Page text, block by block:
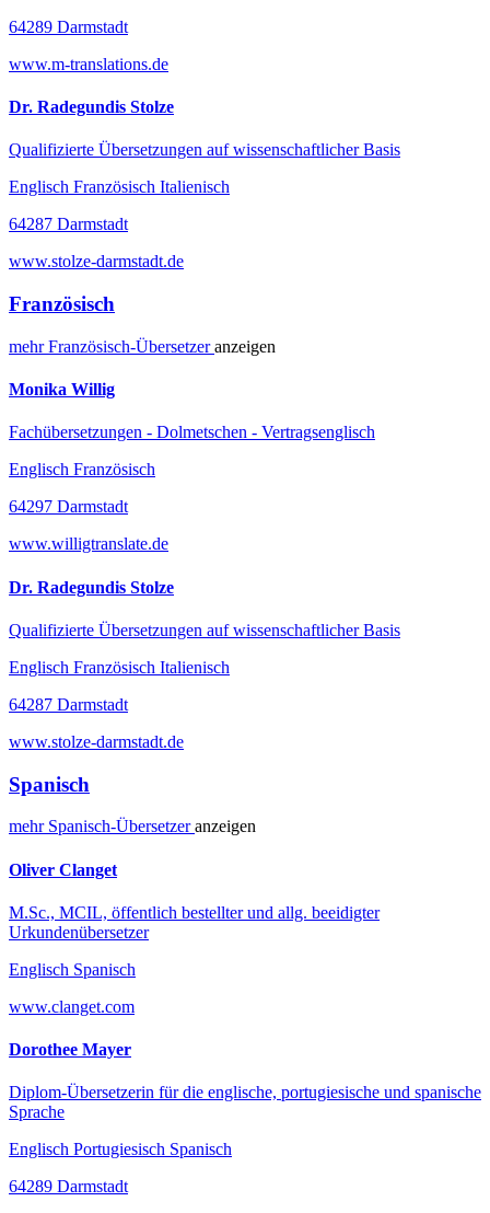
64289 Darmstadt
www.m-translations.de
Dr. Radegundis Stolze
Qualifizierte Übersetzungen auf wissenschaftlicher Basis
Englisch Französisch Italienisch
64287 Darmstadt
www.stolze-darmstadt.de
Französisch
mehrFranzösisch-Übersetzeranzeigen
Monika Willig
Fachübersetzungen - Dolmetschen - Vertragsenglisch
Englisch Französisch
64297 Darmstadt
www.willigtranslate.de
Dr. Radegundis Stolze
Qualifizierte Übersetzungen auf wissenschaftlicher Basis
Englisch Französisch Italienisch
64287 Darmstadt
www.stolze-darmstadt.de
Spanisch
mehr Spanisch-Übersetzeranzeigen
Oliver Clanget
M.Sc., MCIL, öffentlich bestellter und allg. beeidigter
Urkundenübersetzer
Englisch Spanisch
www.clanget.com
Dorothee Mayer
Diplom-Übersetzerin für die englische, portugiesische und spanische
Sprache
Englisch Portugiesisch Spanisch
64289 Darmstadt